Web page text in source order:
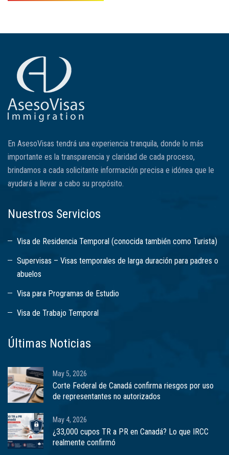
En AsesoVisas tendrá una experiencia tranquila, donde lo más
importante es la transparencia y claridad de cada proceso,
brindamos a cada solicitante información precisa e idónea que le
ayudará a llevar a cabo su propósito.
Nuestros Servicios
Visa de Residencia Temporal (conocida también como Turista)
Supervisas – Visas temporales de larga duración para padres o
abuelos
Visa para Programas de Estudio
Visa de Trabajo Temporal
Últimas Noticias
May 5, 2026
Corte Federal de Canadá confirma riesgos por uso
de representantes no autorizados
May 4, 2026
¿33,000 cupos TR a PR en Canadá? Lo que IRCC
realmente confirmó